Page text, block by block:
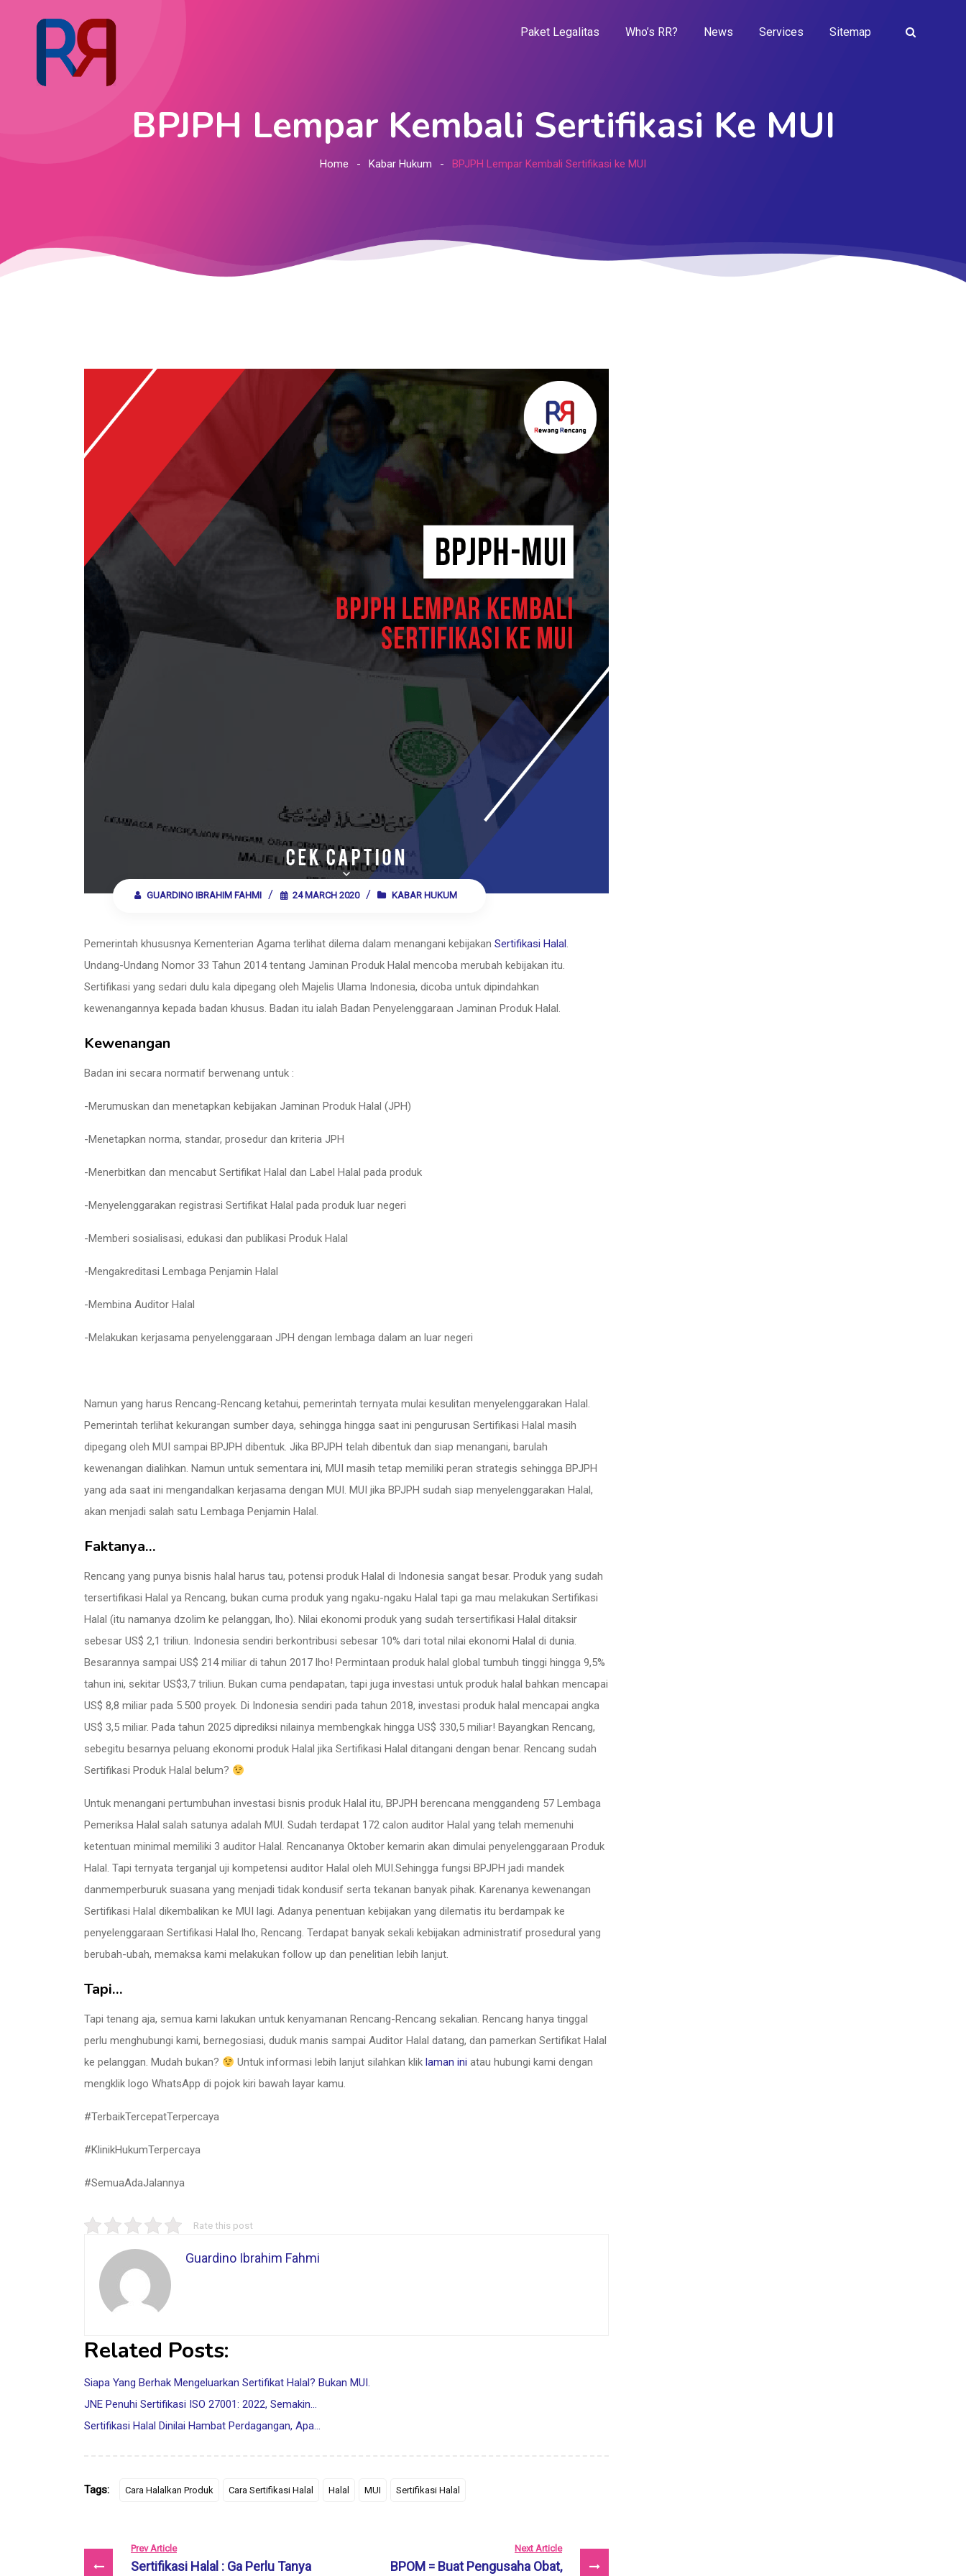
Paket Legalitas Who’s RR? News Services Sitemap
BPJPH Lempar Kembali Sertifikasi Ke MUI
Home Kabar Hukum BPJPH Lempar Kembali Sertifikasi ke MUI
GUARDINO IBRAHIM FAHMI 24 MARCH 2020 KABAR HUKUM
Pemerintah khususnya Kementerian Agama terlihat dilema dalam menangani kebijakan Sertifikasi Halal.
Undang-Undang Nomor 33 Tahun 2014 tentang Jaminan Produk Halal mencoba merubah kebijakan itu.
Sertifikasi yang sedari dulu kala dipegang oleh Majelis Ulama Indonesia, dicoba untuk dipindahkan
kewenangannya kepada badan khusus. Badan itu ialah Badan Penyelenggaraan Jaminan Produk Halal.
Kewenangan
Badan ini secara normatif berwenang untuk :
-Merumuskan dan menetapkan kebijakan Jaminan Produk Halal (JPH)
-Menetapkan norma, standar, prosedur dan kriteria JPH
-Menerbitkan dan mencabut Sertifikat Halal dan Label Halal pada produk
-Menyelenggarakan registrasi Sertifikat Halal pada produk luar negeri
-Memberi sosialisasi, edukasi dan publikasi Produk Halal
-Mengakreditasi Lembaga Penjamin Halal
-Membina Auditor Halal
-Melakukan kerjasama penyelenggaraan JPH dengan lembaga dalam an luar negeri
Namun yang harus Rencang-Rencang ketahui, pemerintah ternyata mulai kesulitan menyelenggarakan Halal.
Pemerintah terlihat kekurangan sumber daya, sehingga hingga saat ini pengurusan Sertifikasi Halal masih
dipegang oleh MUI sampai BPJPH dibentuk. Jika BPJPH telah dibentuk dan siap menangani, barulah
kewenangan dialihkan. Namun untuk sementara ini, MUI masih tetap memiliki peran strategis sehingga BPJPH
yang ada saat ini mengandalkan kerjasama dengan MUI. MUI jika BPJPH sudah siap menyelenggarakan Halal,
akan menjadi salah satu Lembaga Penjamin Halal.
Faktanya…
Rencang yang punya bisnis halal harus tau, potensi produk Halal di Indonesia sangat besar. Produk yang sudah
tersertifikasi Halal ya Rencang, bukan cuma produk yang ngaku-ngaku Halal tapi ga mau melakukan Sertifikasi
Halal (itu namanya dzolim ke pelanggan, lho). Nilai ekonomi produk yang sudah tersertifikasi Halal ditaksir
sebesar US$ 2,1 triliun. Indonesia sendiri berkontribusi sebesar 10% dari total nilai ekonomi Halal di dunia.
Besarannya sampai US$ 214 miliar di tahun 2017 lho! Permintaan produk halal global tumbuh tinggi hingga 9,5%
tahun ini, sekitar US$3,7 triliun. Bukan cuma pendapatan, tapi juga investasi untuk produk halal bahkan mencapai
US$ 8,8 miliar pada 5.500 proyek. Di Indonesia sendiri pada tahun 2018, investasi produk halal mencapai angka
US$ 3,5 miliar. Pada tahun 2025 diprediksi nilainya membengkak hingga US$ 330,5 miliar! Bayangkan Rencang,
sebegitu besarnya peluang ekonomi produk Halal jika Sertifikasi Halal ditangani dengan benar. Rencang sudah
Sertifikasi Produk Halal belum?
Untuk menangani pertumbuhan investasi bisnis produk Halal itu, BPJPH berencana menggandeng 57 Lembaga
Pemeriksa Halal salah satunya adalah MUI. Sudah terdapat 172 calon auditor Halal yang telah memenuhi
ketentuan minimal memiliki 3 auditor Halal. Rencananya Oktober kemarin akan dimulai penyelenggaraan Produk
Halal. Tapi ternyata terganjal uji kompetensi auditor Halal oleh MUI.Sehingga fungsi BPJPH jadi mandek
danmemperburuk suasana yang menjadi tidak kondusif serta tekanan banyak pihak. Karenanya kewenangan
Sertifikasi Halal dikembalikan ke MUI lagi. Adanya penentuan kebijakan yang dilematis itu berdampak ke
penyelenggaraan Sertifikasi Halal lho, Rencang. Terdapat banyak sekali kebijakan administratif prosedural yang
berubah-ubah, memaksa kami melakukan follow up dan penelitian lebih lanjut.
Tapi…
Tapi tenang aja, semua kami lakukan untuk kenyamanan Rencang-Rencang sekalian. Rencang hanya tinggal
perlu menghubungi kami, bernegosiasi, duduk manis sampai Auditor Halal datang, dan pamerkan Sertifikat Halal
ke pelanggan. Mudah bukan?
Untuk informasi lebih lanjut silahkan kliklaman ini atau hubungi kami dengan
mengklik logo WhatsApp di pojok kiri bawah layar kamu.
#TerbaikTercepatTerpercaya
#KlinikHukumTerpercaya
#SemuaAdaJalannya
Rate this post
Guardino Ibrahim Fahmi
Related Posts:
Siapa Yang Berhak Mengeluarkan Sertifikat Halal? Bukan MUI.
JNE Penuhi Sertifikasi ISO 27001: 2022, Semakin…
Sertifikasi Halal Dinilai Hambat Perdagangan, Apa…
Tags: Cara Halalkan Produk Cara Sertifikasi Halal Halal MUI Sertifikasi Halal
Prev Article
Sertifikasi Halal : Ga Perlu Tanya
Next Article
BPOM = Buat Pengusaha Obat,